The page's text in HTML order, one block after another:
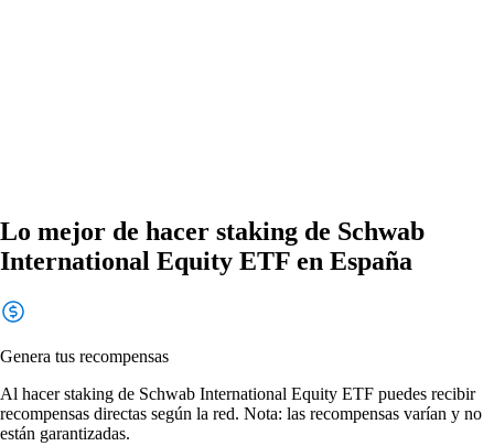
Lo mejor de hacer staking de Schwab
International Equity ETF en España
Genera tus recompensas
Al hacer staking de Schwab International Equity ETF puedes recibir
recompensas directas según la red. Nota: las recompensas varían y no
están garantizadas.